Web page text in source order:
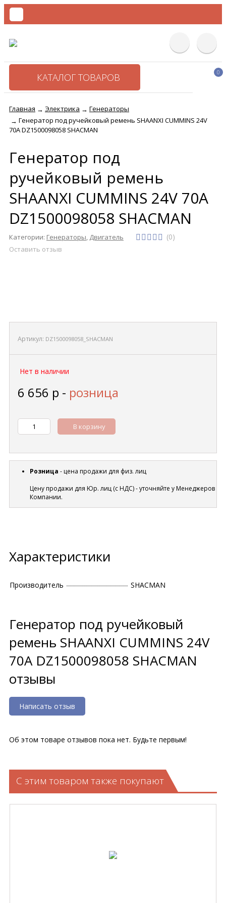
КАТАЛОГ ТОВАРОВ 0
Главная → Электрика → Генераторы
→ Генератор под ручейковый ремень SHAANXI CUMMINS 24V
70A DZ1500098058 SHACMAN
Генератор под
ручейковый ремень
SHAANXI CUMMINS 24V 70A
DZ1500098058 SHACMAN
Категории: Генераторы Двигатель (0)
Оставить отзыв
Артикул: DZ1500098058_SHACMAN
Нет в наличии
6 656 р - розница
В корзину
Розница - цена продажи для физ. лиц
Цену продажи для Юр. лиц (с НДС) - уточняйте у Менеджеров
Компании.
Характеристики
Производитель SHACMAN
Генератор под ручейковый
ремень SHAANXI CUMMINS 24V
70A DZ1500098058 SHACMAN
отзывы
Написать отзыв
Об этом товаре отзывов пока нет. Будьте первым!
С этим товаром также покупают